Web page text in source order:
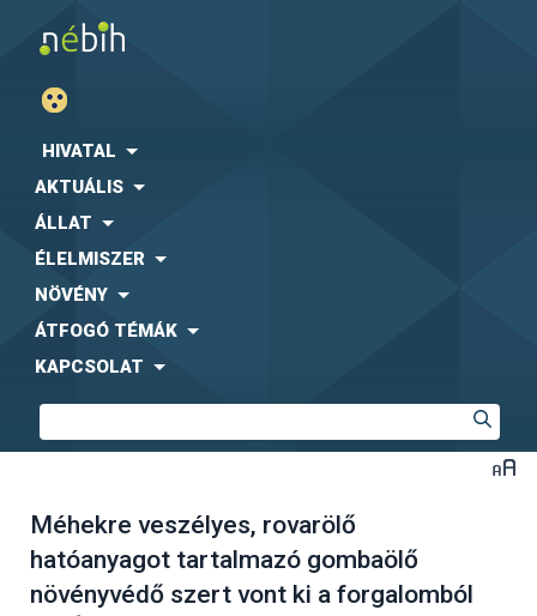
HIVATAL
AKTUÁLIS
ÁLLAT
ÉLELMISZER
NÖVÉNY
ÁTFOGÓ TÉMÁK
KAPCSOLAT
Méhekre veszélyes, rovarölő
hatóanyagot tartalmazó gombaölő
növényvédő szert vont ki a forgalomból